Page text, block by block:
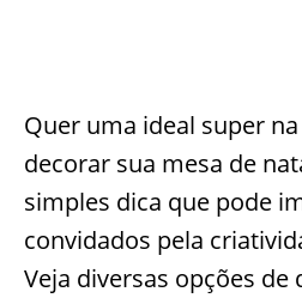
Quer uma ideal super
decorar sua mesa de
simples dica que pode
convidados pela
Veja diversas opções de